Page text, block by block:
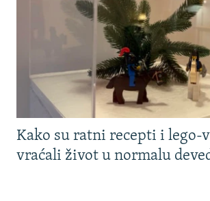
Kako su ratni recepti i lego-
vraćali život u normalu